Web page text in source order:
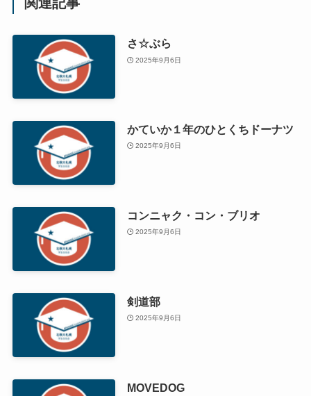
さ☆ぶら
2025年9月6日
かていか１年のひとくちドーナツ
2025年9月6日
コンニャク・コン・ブリオ
2025年9月6日
剣道部
2025年9月6日
MOVEDOG